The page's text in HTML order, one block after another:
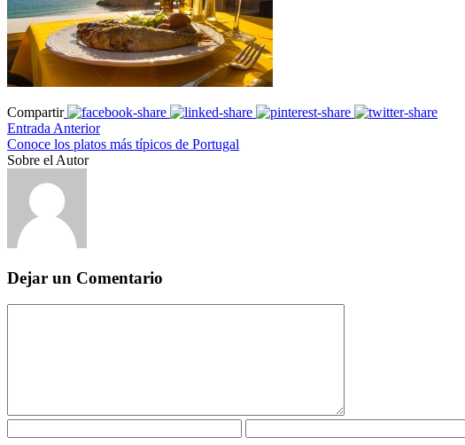
Compartir
Entrada Anterior
Conoce los platos más típicos de Portugal
Sobre el Autor
Dejar un Comentario